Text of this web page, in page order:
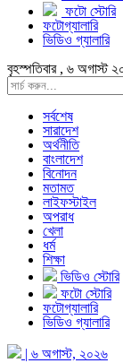
ফটো স্টোরি
ফটোগ্যালারি
ভিডিও গ্যালারি
বৃহস্পতিবার , ৬ অগাস্ট
সর্বশেষ
সারাদেশ
অর্থনীতি
বাংলাদেশ
বিনোদন
মতামত
লাইফস্টাইল
অপরাধ
খেলা
ধর্ম
শিক্ষা
ভিডিও স্টোরি
ফটো স্টোরি
ফটোগ্যালারি
ভিডিও গ্যালারি
| ৬ অগাস্ট, ২০২৬